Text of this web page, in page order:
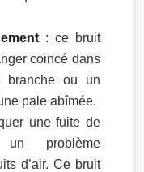
: ce bruit
coincé dans
branche ou un
pale abîmée.
une fuite de
problème
d’air. Ce bruit